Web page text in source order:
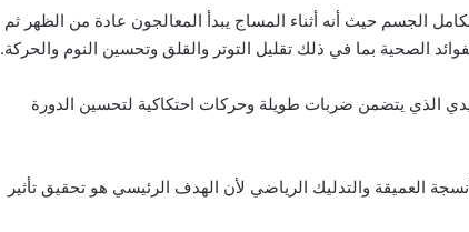
الجسم حيث أنه أثناء المساج يبدأ المعالجون عادة من الظهر ثم
الصحية بما في ذلك تقليل التوتر والقلق وتحسين النوم والحركة.
الذي يتضمن ضربات طويلة وحركات احتكاكية لتحسين الدورة
العميقة والتدليك الرياضي لأن الهدف الرئيسي هو تحقيق تأثير